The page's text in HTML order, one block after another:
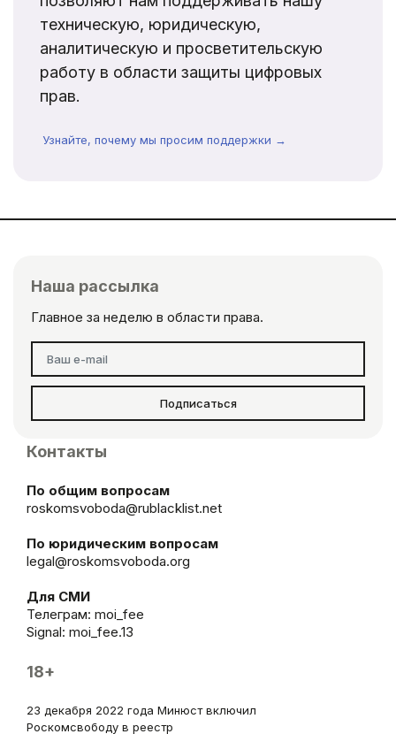
техническую, юридическую,
аналитическую и просветительскую
работу в области защиты цифровых
прав.
Узнайте, почему мы просим поддержки →
Наша рассылка
Главное за неделю в области права.
Подписаться
Контакты
По общим вопросам
roskomsvoboda@rublacklist.net
По юридическим вопросам
legal@roskomsvoboda.org
Для СМИ
Телеграм: moi_fee
Signal: moi_fee.13
18+
23 декабря 2022 года Минюст включил
Роскомсвободу в реестр